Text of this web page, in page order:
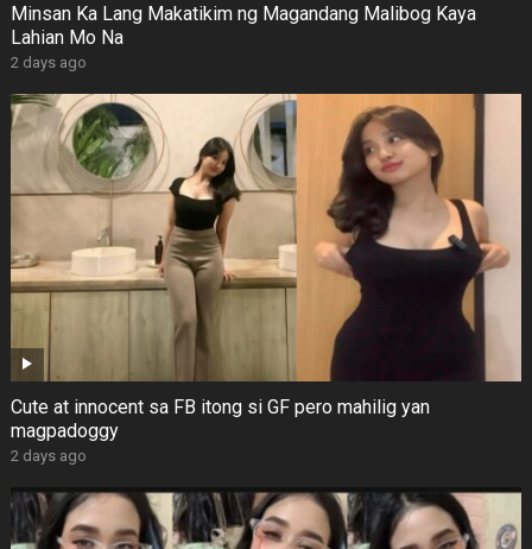
Minsan Ka Lang Makatikim ng Magandang Malibog Kaya
Lahian Mo Na
2 days ago
Cute at innocent sa FB itong si GF pero mahilig yan
magpadoggy
2 days ago